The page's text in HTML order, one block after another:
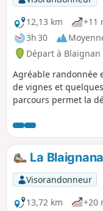
12,13 km
+11
3h 30
Départ à Blaignan
Agréable randonnée
de vignes et
parcours permet la
mission, calvaires)
La
Visorandonneur
13,72 km
+20